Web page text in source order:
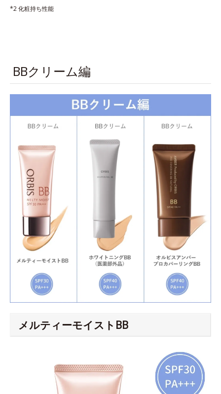
*2 化粧持ち性能
BBクリーム編
メルティーモイストBB